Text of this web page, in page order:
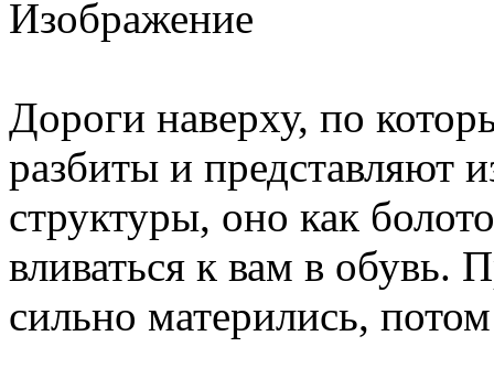
Дороги наверху, по
разбиты и представляют
структуры, оно как
вливаться к вам в обувь.
сильно матерились,